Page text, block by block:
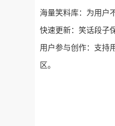
海量笑料库：为用户
快速更新：笑话段子
用户参与创作：支持
区。